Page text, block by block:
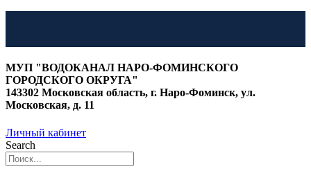
к
содержимому
МУП "ВОДОКАНАЛ НАРО-ФОМИНСКОГО
ГОРОДСКОГО ОКРУГА"
143302 Московская область, г. Наро-Фоминск, ул.
Московская, д. 11
Личный кабинет
Search